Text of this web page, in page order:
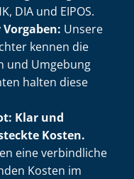
DIA und EIPOS.
Unsere
kennen die
und Umgebung
halten diese
Klar und
Kosten.
eine verbindliche
Kosten im